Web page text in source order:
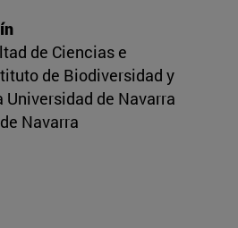
de Ciencias e
de Biodiversidad y
de Navarra
Navarra